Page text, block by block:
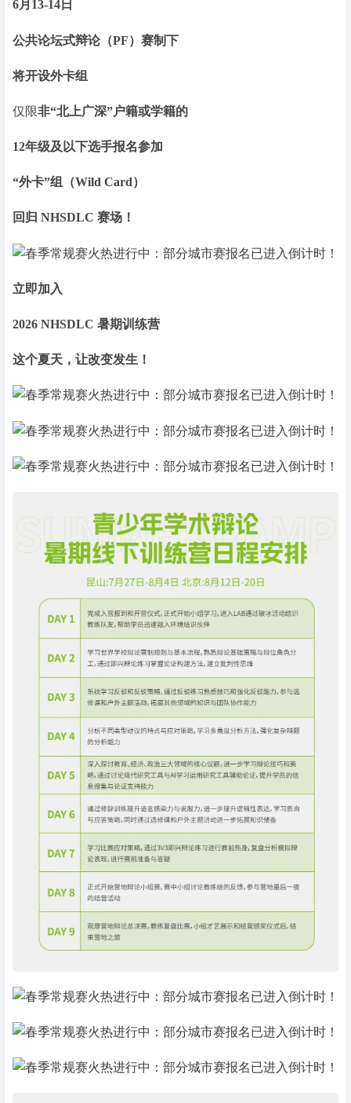
6月13-14日
公共论坛式辩论（PF）赛制下
将开设外卡组
仅限非“北上广深”户籍或学籍的
12年级及以下选手报名参加
“外卡”组（Wild Card）
回归 NHSDLC 赛场！
立即加入
2026 NHSDLC 暑期训练营
这个夏天，让改变发生！